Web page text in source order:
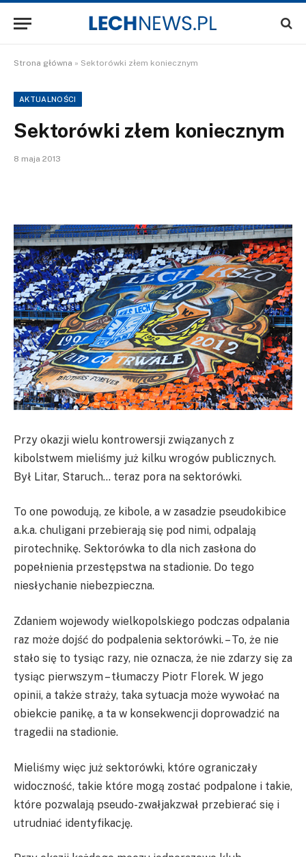
Strona główna » Sektorówki złem koniecznym
AKTUALNOŚCI
Sektorówki złem koniecznym
8 maja 2013
Przy okazji wielu kontrowersji związanych z
kibolstwem mieliśmy już kilku wrogów publicznych.
Był Litar, Staruch… teraz pora na sektorówki.
To one powodują, ze kibole, a w zasadzie pseudokibice
a.k.a. chuligani przebierają się pod nimi, odpalają
pirotechnikę. Sektorówka to dla nich zasłona do
popełnienia przestępstwa na stadionie. Do tego
niesłychanie niebezpieczna.
Zdaniem wojewody wielkopolskiego podczas odpalania
raz może dojść do podpalenia sektorówki. – To, że nie
stało się to tysiąc razy, nie oznacza, że nie zdarzy się za
tysiąc pierwszym – tłumaczy Piotr Florek. W jego
opinii, a także straży, taka sytuacja może wywołać na
obiekcie panikę, a ta w konsekwencji doprowadzić na
tragedii na stadionie.
Mieliśmy więc już sektorówki, które ograniczały
widoczność, takie które mogą zostać podpalone i takie,
które pozwalają pseudo-zwałjakzwał przebierać się i
utrudniać identyfikację.